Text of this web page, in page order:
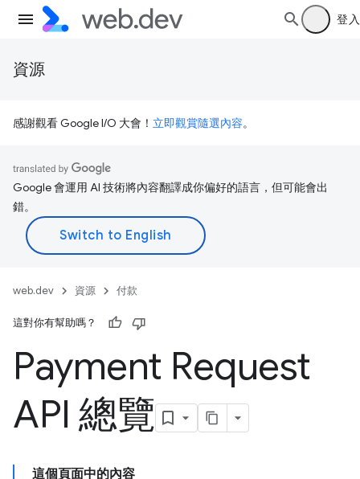
登入
資源
感謝觀看 Google I/O 大會！ 立即觀賞隨選內容。
Google 會運用 AI 技術將內容翻譯成你偏好的語言，但可能會出
錯。
web.dev 資源 付款
這對你有幫助嗎？
Payment Request
API 總覽
這個頁面中的內容